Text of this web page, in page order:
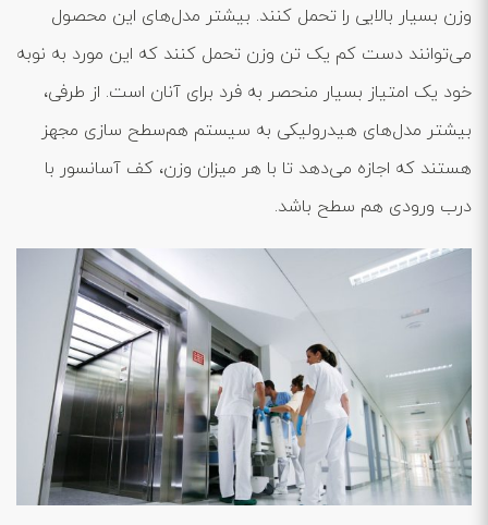
وزن بسیار بالایی را تحمل کنند. بیشتر مدل‌های این محصول
می‌توانند دست کم یک تن وزن تحمل کنند که این مورد به نوبه
خود یک امتیاز بسیار منحصر به فرد برای آنان است. از طرفی،
بیشتر مدل‌های هیدرولیکی به سیستم هم‌سطح سازی مجهز
هستند که اجازه می‌دهد تا با هر میزان وزن، کف آسانسور با
درب ورودی هم سطح باشد.